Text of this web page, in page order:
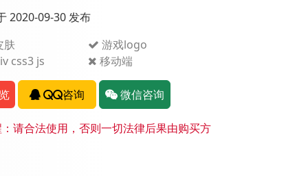
2020-09-30 发布
肤
游戏logo
css3 js
移动端
QQ咨询 微信咨询
请合法使用，否则一切法律后果由购买方